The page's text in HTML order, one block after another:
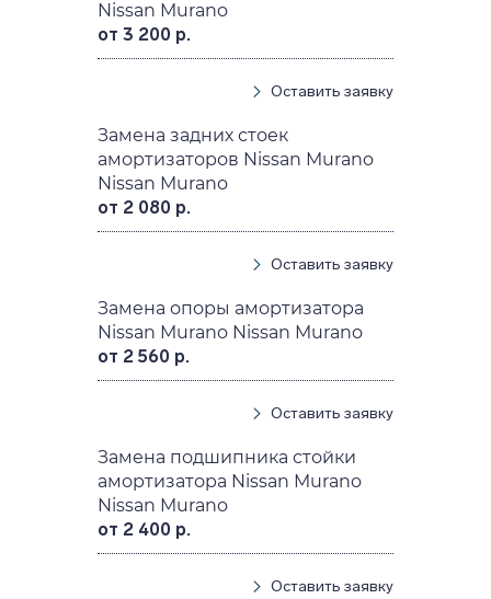
Nissan Murano
от 3 200 р.
Оставить заявку
Замена задних стоек
амортизаторов Nissan Murano
Nissan Murano
от 2 080 р.
Оставить заявку
Замена опоры амортизатора
Nissan Murano Nissan Murano
от 2 560 р.
Оставить заявку
Замена подшипника стойки
амортизатора Nissan Murano
Nissan Murano
от 2 400 р.
Оставить заявку